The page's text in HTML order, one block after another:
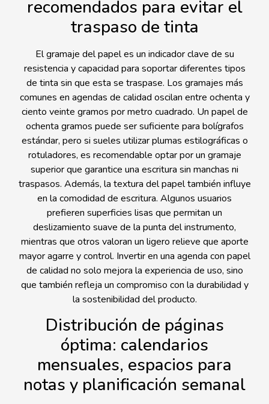
recomendados para evitar el
traspaso de tinta
El gramaje del papel es un indicador clave de su
resistencia y capacidad para soportar diferentes tipos
de tinta sin que esta se traspase. Los gramajes más
comunes en agendas de calidad oscilan entre ochenta y
ciento veinte gramos por metro cuadrado. Un papel de
ochenta gramos puede ser suficiente para bolígrafos
estándar, pero si sueles utilizar plumas estilográficas o
rotuladores, es recomendable optar por un gramaje
superior que garantice una escritura sin manchas ni
traspasos. Además, la textura del papel también influye
en la comodidad de escritura. Algunos usuarios
prefieren superficies lisas que permitan un
deslizamiento suave de la punta del instrumento,
mientras que otros valoran un ligero relieve que aporte
mayor agarre y control. Invertir en una agenda con papel
de calidad no solo mejora la experiencia de uso, sino
que también refleja un compromiso con la durabilidad y
la sostenibilidad del producto.
Distribución de páginas
óptima: calendarios
mensuales, espacios para
notas y planificación semanal